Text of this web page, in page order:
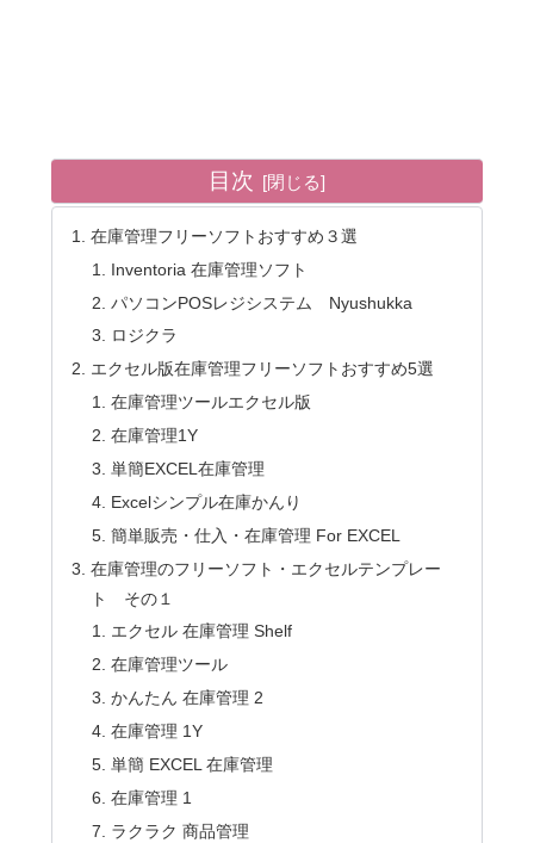
目次
在庫管理フリーソフトおすすめ３選
Inventoria 在庫管理ソフト
パソコンPOSレジシステム Nyushukka
ロジクラ
エクセル版在庫管理フリーソフトおすすめ5選
在庫管理ツールエクセル版
在庫管理1Y
単簡EXCEL在庫管理
Excelシンプル在庫かんり
簡単販売・仕入・在庫管理 For EXCEL
在庫管理のフリーソフト・エクセルテンプレー
ト その１
エクセル 在庫管理 Shelf
在庫管理ツール
かんたん 在庫管理 2
在庫管理 1Y
単簡 EXCEL 在庫管理
在庫管理 1
ラクラク 商品管理